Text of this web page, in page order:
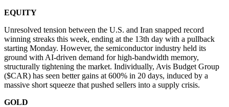
EQUITY
Unresolved tension between the U.S. and Iran snapped record
winning streaks this week, ending at the 13th day with a pullback
starting Monday. However, the semiconductor industry held its
ground with AI-driven demand for high-bandwidth memory,
structurally tightening the market. Individually, Avis Budget Group
($CAR) has seen better gains at 600% in 20 days, induced by a
massive short squeeze that pushed sellers into a supply crisis.
GOLD